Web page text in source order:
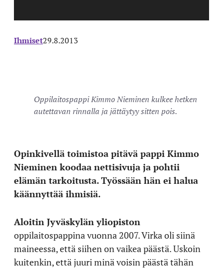
Ihmiset29.8.2013
Oppilaitospappi Kimmo Nieminen kulkee hetken
autettavan rinnalla ja jättäytyy sitten pois.
Opinkivellä toimistoa pitävä pappi Kimmo
Nieminen koodaa nettisivuja ja pohtii
elämän tarkoitusta. Työssään hän ei halua
käännyttää ihmisiä.
Aloitin Jyväskylän yliopiston
oppilaitospappina vuonna 2007. Virka oli siinä
maineessa, että siihen on vaikea päästä. Uskoin
kuitenkin, että juuri minä voisin päästä tähän